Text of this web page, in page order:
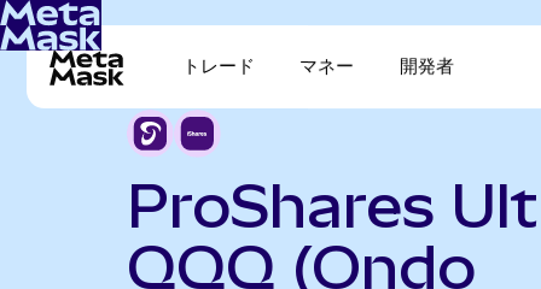
トレード マネー 開発者
ProShares
QQQ (Ondo